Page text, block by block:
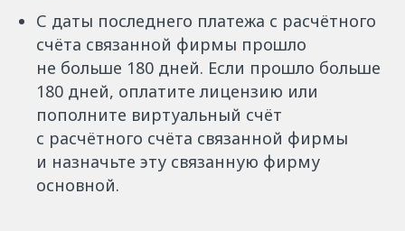
С даты последнего платежа с расчётного
счёта связанной фирмы прошло
не больше 180 дней. Если прошло больше
180 дней, оплатите лицензию или
пополните виртуальный счёт
с расчётного счёта связанной фирмы
и назначьте эту связанную фирму
основной.